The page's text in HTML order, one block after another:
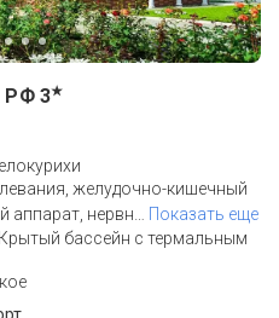
РФ 3★
желудочно-кишечный
аппарат, нервн… Показать еще
бассейн с термальным